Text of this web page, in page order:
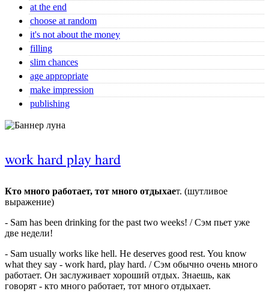
at the end
choose at random
it's not about the money
filling
slim chances
age appropriate
make impression
publishing
work hard play hard
Кто много работает, тот много отдыхает. (шутливое
выражение)
- Sam has been drinking for the past two weeks! / Сэм пьет уже
две недели!
- Sam usually works like hell. He deserves good rest. You know
what they say - work hard, play hard. / Сэм обычно очень много
работает. Он заслуживает хороший отдых. Знаешь, как
говорят - кто много работает, тот много отдыхает.